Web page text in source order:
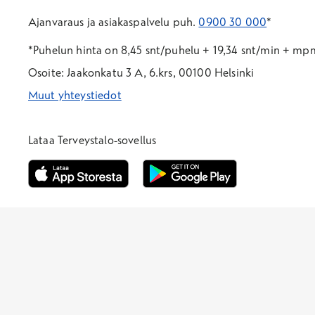
Ajanvaraus ja asiakaspalvelu puh. 0900 30 000*
*Puhelun hinta on 8,45 snt/puhelu + 19,34 snt/min +
Osoite: Jaakonkatu 3 A, 6.krs, 00100 Helsinki
Muut yhteystiedot
Lataa Terveystalo-sovellus